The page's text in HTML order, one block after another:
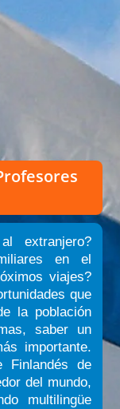
extranjero?
en el
viajes?
que
la población
saber un
importante.
Finlandés de
del mundo,
multilingüe